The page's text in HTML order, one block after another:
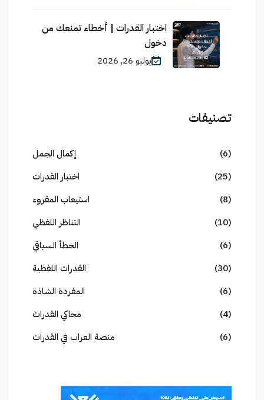
اختبار القدرات | أخطاء تمنعك من
دخول
يوليو 26, 2026
تصنيفات
إكمال الجمل
(6)
اختبار القدرات
(25)
استيعاب المقروء
(8)
التناظر اللفظي
(10)
الخطأ السياقي
(6)
القدرات اللفظية
(30)
المفردة الشاذة
(6)
محاكي القدرات
(4)
منصة العراب في القدرات
(6)